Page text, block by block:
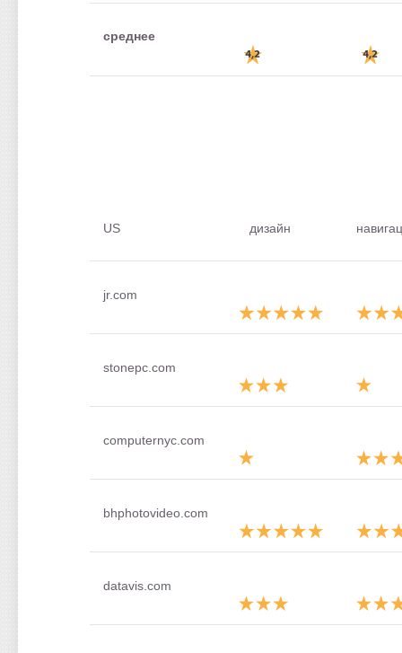
среднее
US дизайн
jr.com
stonepc.com
computernyc.com
bhphotovideo.com
datavis.com